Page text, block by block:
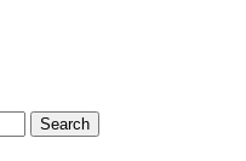
Search